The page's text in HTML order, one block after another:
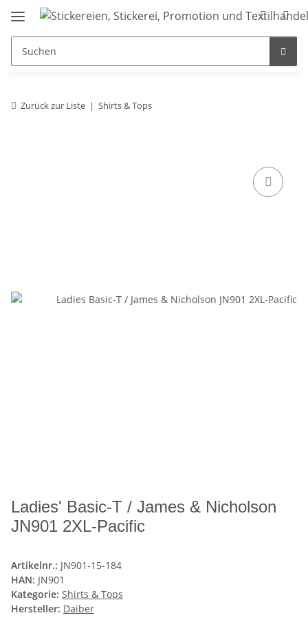
Zurück zur Liste Shirts & Tops
Ladies' Basic-T / James & Nicholson
JN901 2XL-Pacific
Artikelnr.: JN901-15-184
HAN: JN901
Kategorie: Shirts & Tops
Hersteller: Daiber